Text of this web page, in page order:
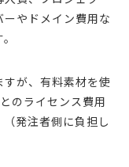
やドメイン費用な
が、有料素材を使
のライセンス費用
発注者側に負担し